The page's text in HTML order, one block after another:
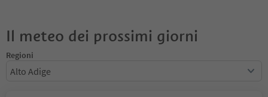
Il meteo dei prossimi giorni
Regioni
Alto Adige